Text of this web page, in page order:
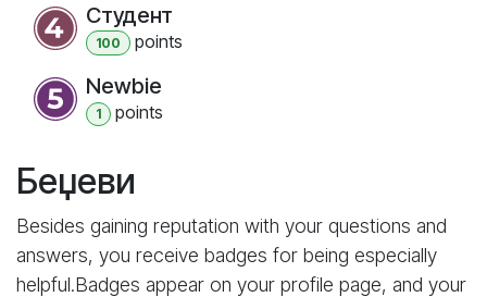
Студент
100 points
Newbie
1 points
Беџеви
Besides gaining reputation with your questions and
answers, you receive badges for being especially
helpful.Badges appear on your profile page, and your